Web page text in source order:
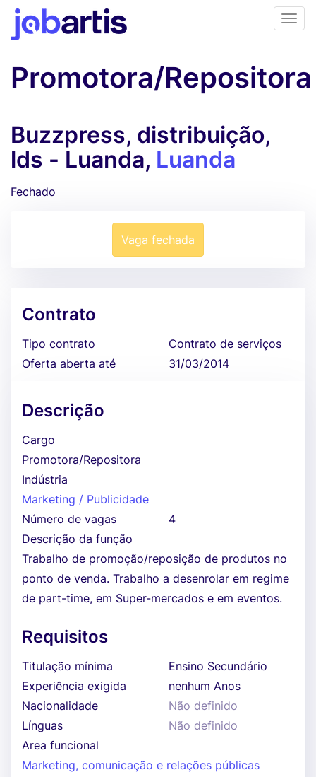
Promotora/Repositora
Buzzpress, distribuição,
lds - Luanda, Luanda
Fechado
Vaga fechada
Contrato
Tipo contrato
Contrato de serviços
Oferta aberta até
31/03/2014
Descrição
Cargo
Promotora/Repositora
Indústria
Marketing / Publicidade
Número de vagas
4
Descrição da função
Trabalho de promoção/reposição de produtos no
ponto de venda. Trabalho a desenrolar em regime
de part-time, em Super-mercados e em eventos.
Requisitos
Titulação mínima
Ensino Secundário
Experiência exigida
nenhum Anos
Nacionalidade
Não definido
Línguas
Não definido
Area funcional
Marketing, comunicação e relações públicas